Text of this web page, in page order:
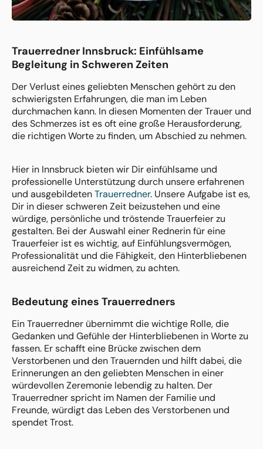
Trauerredner Innsbruck: Einfühlsame
Begleitung in Schweren Zeiten
Der Verlust eines geliebten Menschen gehört zu den
schwierigsten Erfahrungen, die man im Leben
durchmachen kann. In diesen Momenten der Trauer und
des Schmerzes ist es oft eine große Herausforderung,
die richtigen Worte zu finden, um Abschied zu nehmen.
Hier in Innsbruck bieten wir Dir einfühlsame und
professionelle Unterstützung durch unsere erfahrenen
und ausgebildetenTrauerredner. Unsere Aufgabe ist es,
Dir in dieser schweren Zeit beizustehen und eine
würdige, persönliche und tröstende Trauerfeier zu
gestalten. Bei der Auswahl einer Rednerin für eine
Trauerfeier ist es wichtig, auf Einfühlungsvermögen,
Professionalität und die Fähigkeit, den Hinterbliebenen
ausreichend Zeit zu widmen, zu achten.
Bedeutung eines Trauerredners
Ein Trauerredner übernimmt die wichtige Rolle, die
Gedanken und Gefühle der Hinterbliebenen in Worte zu
fassen. Er schafft eine Brücke zwischen dem
Verstorbenen und den Trauernden und hilft dabei, die
Erinnerungen an den geliebten Menschen in einer
würdevollen Zeremonie lebendig zu halten. Der
Trauerredner spricht im Namen der Familie und
Freunde, würdigt das Leben des Verstorbenen und
spendet Trost.